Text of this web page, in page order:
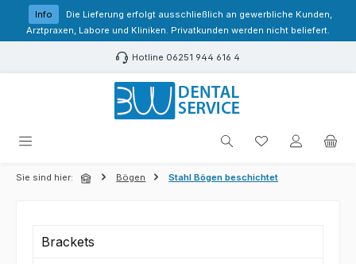
Zum Hauptinhalt springen
Info
Die Lieferung erfolgt ausschließlich an gewerbliche Kunden,
Arztpraxen, Labore und Kliniken. Privatkunden werden nicht beliefert.
Hotline 06251 944 616 4
Du hast 0
Sie sind hier: Bögen Stahl Bögen beschichtet
Brackets